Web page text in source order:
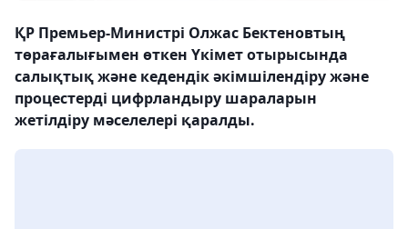
ҚР Премьер-Министрі Олжас Бектеновтың
төрағалығымен өткен Үкімет отырысында
салықтық және кедендік әкімшілендіру және
процестерді цифрландыру шараларын
жетілдіру мәселелері қаралды.